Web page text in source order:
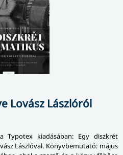
Lovász Lászlóról
Typotex kiadásában: Egy diszkrét
Lászlóval. Könyvbemutató: május